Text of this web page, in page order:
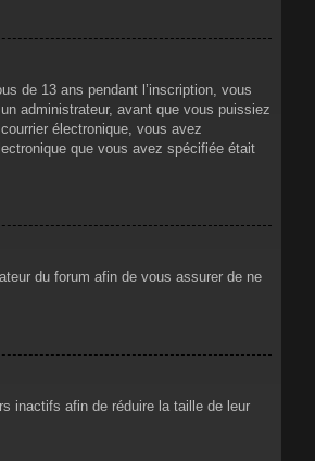
de 13 ans pendant l’inscription, vous
administrateur, avant que vous puissiez
électronique, vous avez
que vous avez spécifiée était
du forum afin de vous assurer de ne
inactifs afin de réduire la taille de leur